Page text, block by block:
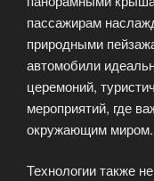
пассажирам
природными
автомобили
церемоний,
мероприятий, где
окружающим миром.
Технологии также